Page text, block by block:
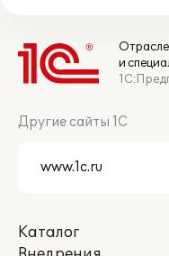
и
Другие сайты 1С
Каталог